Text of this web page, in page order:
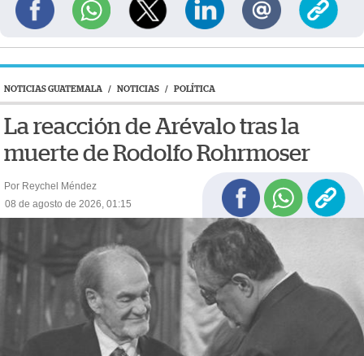
NOTICIAS GUATEMALA / NOTICIAS / POLÍTICA
La reacción de Arévalo tras la
muerte de Rodolfo Rohrmoser
Por Reychel Méndez
08 de agosto de 2026, 01:15